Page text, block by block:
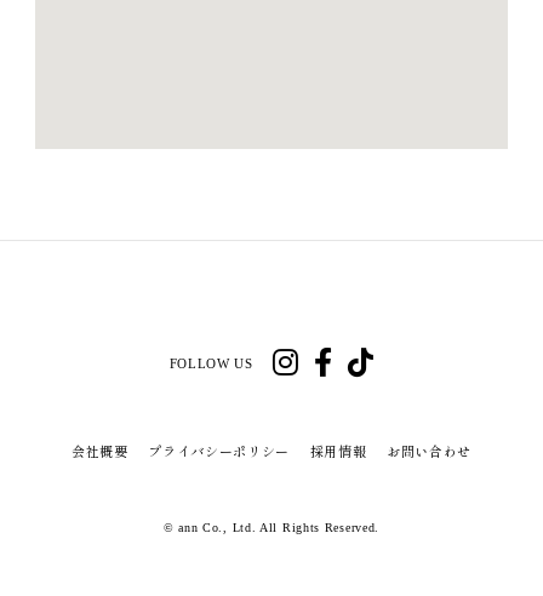
FOLLOW US
会社概要 プライバシーポリシー 採用情報 お問い合わせ
© ann Co., Ltd. All Rights Reserved.